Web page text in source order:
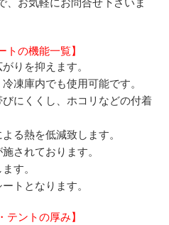
トの機能一覧】
りを抑えます。
凍庫内でも使用可能です。
にくくし、ホコリなどの付着
る熱を低減致します。
されております。
す。
トとなります。
テントの厚み】